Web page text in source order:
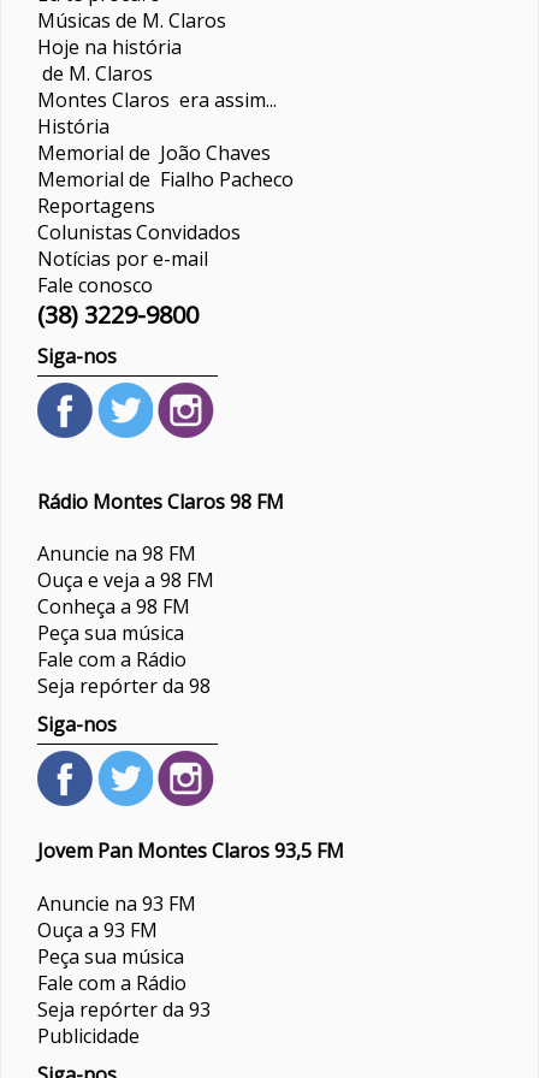
Músicas de M. Claros
Hoje na história
de M. Claros
Montes Claros era assim...
História
Memorial de João Chaves
Memorial de Fialho Pacheco
Reportagens
ColunistasConvidados
Notícias por e-mail
Fale conosco
(38) 3229-9800
Siga-nos
Rádio Montes Claros 98 FM
Anuncie na 98 FM
Ouça e veja a 98 FM
Conheça a 98 FM
Peça sua música
Fale com a Rádio
Seja repórter da 98
Siga-nos
Jovem Pan Montes Claros 93,5 FM
Anuncie na 93 FM
Ouça a 93 FM
Peça sua música
Fale com a Rádio
Seja repórter da 93
Publicidade